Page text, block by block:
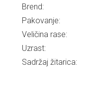
Brend:
Pakovanje:
Veličina rase:
Uzrast:
Sadržaj žitarica: